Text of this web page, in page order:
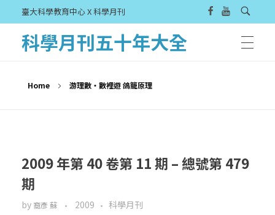
臺大科學教育中心 X 科學月刊
科學月刊五十年大全
Home 游理數・數裡遊 鴿籠原理
2009 年第 40 卷第 11 期 – 總號第 479
期
by 裔彥 蘇 2009 科學月刊